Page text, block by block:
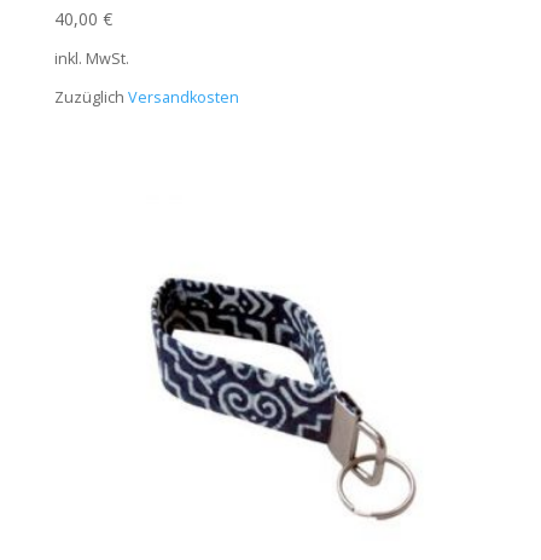
40,00 €
inkl. MwSt.
Zuzüglich Versandkosten